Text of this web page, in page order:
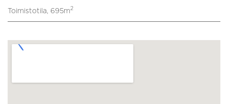
Toimistotila, 695m2